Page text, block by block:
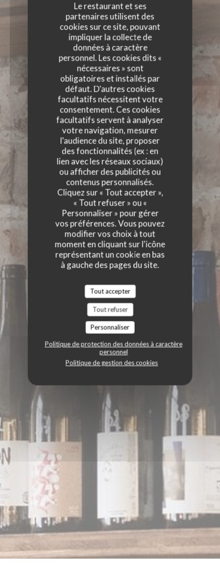
Le restaurant et ses
partenaires utilisent des
cookies sur ce site, pouvant
impliquer la collecte de
données à caractère
personnel. Les cookies dits «
nécessaires » sont
obligatoires et installés par
défaut. D'autres cookies
facultatifs nécessitent votre
consentement. Ces cookies
facultatifs servent à analyser
votre navigation, mesurer
l'audience du site, proposer
des fonctionnalités (ex : en
lien avec les réseaux sociaux)
ou afficher des publicités ou
contenus personnalisés.
Cliquez sur « Tout accepter »,
« Tout refuser » ou «
Personnaliser » pour gérer
vos préférences. Vous pouvez
modifier vos choix à tout
moment en cliquant sur l'icône
représentant un cookie en bas
à gauche des pages du site.
Tout accepter
Tout refuser
Personnaliser
Politique de protection des données à caractère
personnel
Politique de gestion des cookies